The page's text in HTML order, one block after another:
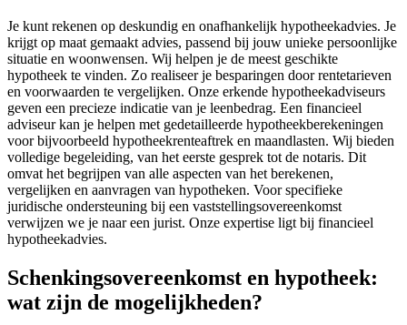
Je kunt rekenen op deskundig en onafhankelijk hypotheekadvies. Je
krijgt op maat gemaakt advies, passend bij jouw unieke persoonlijke
situatie en woonwensen. Wij helpen je de meest geschikte
hypotheek te vinden. Zo realiseer je besparingen door rentetarieven
en voorwaarden te vergelijken. Onze erkende hypotheekadviseurs
geven een precieze indicatie van je leenbedrag. Een financieel
adviseur kan je helpen met gedetailleerde hypotheekberekeningen
voor bijvoorbeeld hypotheekrenteaftrek en maandlasten. Wij bieden
volledige begeleiding, van het eerste gesprek tot de notaris. Dit
omvat het begrijpen van alle aspecten van het berekenen,
vergelijken en aanvragen van hypotheken. Voor specifieke
juridische ondersteuning bij een vaststellingsovereenkomst
verwijzen we je naar een jurist. Onze expertise ligt bij financieel
hypotheekadvies.
Schenkingsovereenkomst en hypotheek:
wat zijn de mogelijkheden?